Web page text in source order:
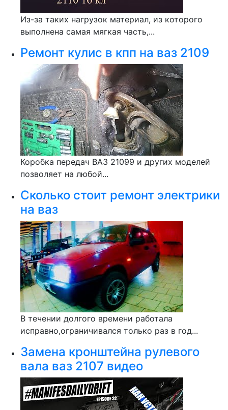
Из-за таких нагрузок материал, из которого
выполнена самая мягкая часть,...
Ремонт кулис в кпп на ваз 2109
Коробка передач ВАЗ 21099 и других моделей
позволяет на любой...
Сколько стоит ремонт электрики
на ваз
В течении долгого времени работала
исправно,ограничивался только раз в год...
Замена кронштейна рулевого
вала ваз 2107 видео